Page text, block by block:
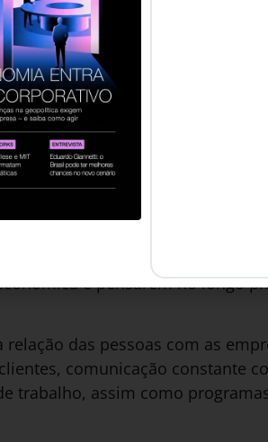
devem interceder quando o
devem tomar a iniciativa de
post/o-ceo-que-lava-louca-e-a-
as imponha, e 54% acreditam
e não somente perante a
brasileiros, espera que CEOs
da pandemia (65%), a
problemas da comunidade local
ao serem guardiãs da
resposta robusta à covid-19
e pensarem no longo
relação das pessoas com as
comunicação constante
trabalho, assim como